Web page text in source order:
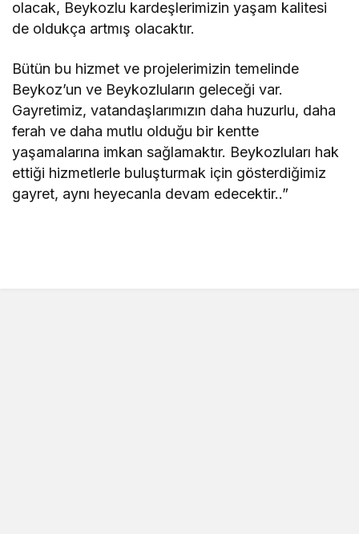
olacak, Beykozlu kardeşlerimizin yaşam kalitesi
de oldukça artmış olacaktır.
Bütün bu hizmet ve projelerimizin temelinde
Beykoz’un ve Beykozluların geleceği var.
Gayretimiz, vatandaşlarımızın daha huzurlu, daha
ferah ve daha mutlu olduğu bir kentte
yaşamalarına imkan sağlamaktır. Beykozluları hak
ettiği hizmetlerle buluşturmak için gösterdiğimiz
gayret, aynı heyecanla devam edecektir..”